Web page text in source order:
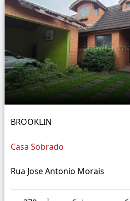
BROOKLIN
Casa Sobrado
Rua Jose Antonio Morais